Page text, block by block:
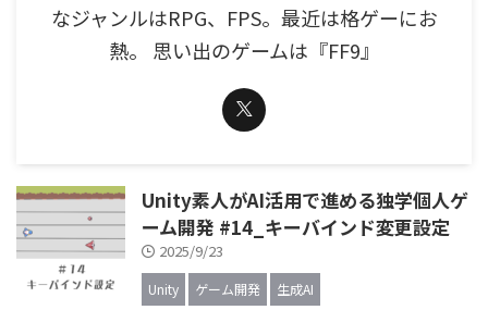
なジャンルはRPG、FPS。最近は格ゲーにお
熱。 思い出のゲームは『FF9』
Unity素人がAI活用で進める独学個人ゲ
ーム開発 #14_キーバインド変更設定
2025/9/23
Unity ゲーム開発 生成AI